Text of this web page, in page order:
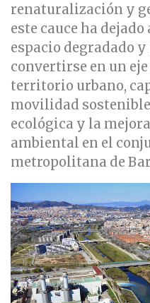
renaturalización y
este cauce ha
espacio degradado
convertirse en un
territorio urbano,
movilidad
ecológica y la
ambiental en el
metropolitana de